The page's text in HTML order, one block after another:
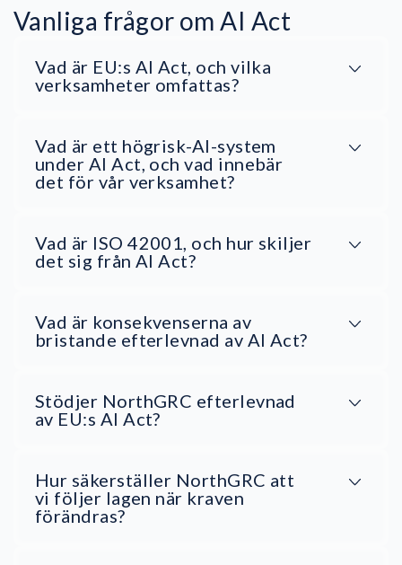
Vanliga frågor om AI Act
Vad är EU:s AI Act, och vilka
verksamheter omfattas?
Vad är ett högrisk-AI-system
under AI Act, och vad innebär
det för vår verksamhet?
Vad är ISO 42001, och hur skiljer
det sig från AI Act?
Vad är konsekvenserna av
bristande efterlevnad av AI Act?
Stödjer NorthGRC efterlevnad
av EU:s AI Act?
Hur säkerställer NorthGRC att
vi följer lagen när kraven
förändras?